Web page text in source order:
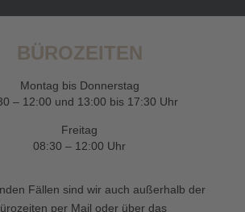
BÜROZEITEN
Montag bis Donnerstag
– 12:00 und 13:00 bis 17:30 Uhr
Freitag
08:30 – 12:00 Uhr
Fällen sind wir auch außerhalb der
per Mail oder über das